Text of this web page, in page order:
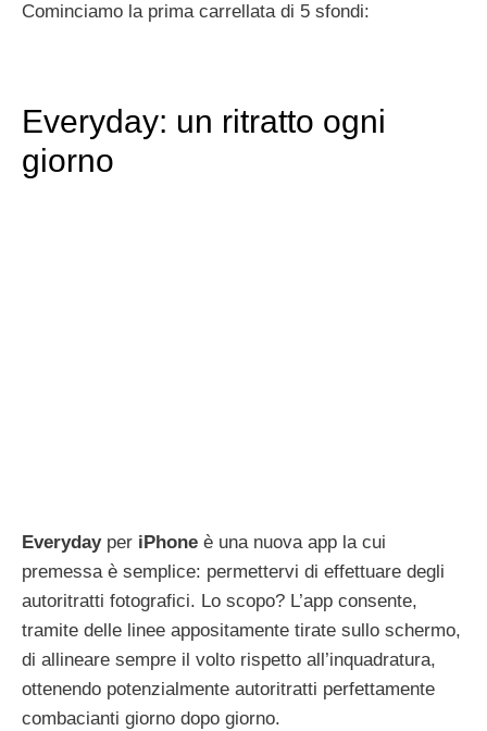
Cominciamo la prima carrellata di 5 sfondi:
Everyday: un ritratto ogni
giorno
Everydayper iPhone è una nuova app la cui
premessa è semplice: permettervi di effettuare degli
autoritratti fotografici. Lo scopo? L’app consente,
tramite delle linee appositamente tirate sullo schermo,
di allineare sempre il volto rispetto all’inquadratura,
ottenendo potenzialmente autoritratti perfettamente
combacianti giorno dopo giorno.